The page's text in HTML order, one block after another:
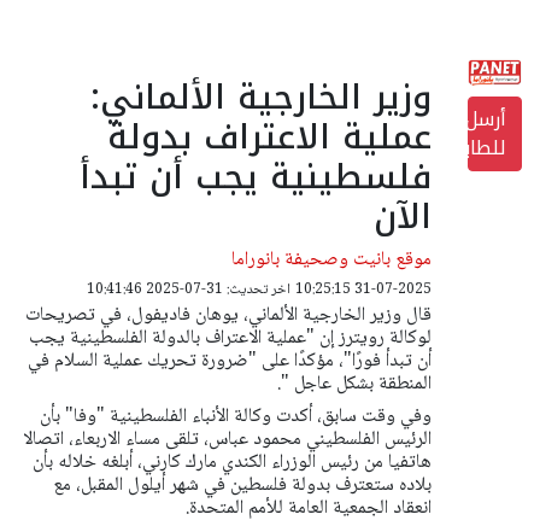
أرسل
للطابعة
وزير الخارجية الألماني:
عملية الاعتراف بدولة
فلسطينية يجب أن تبدأ
الآن
موقع بانيت وصحيفة بانوراما
31-07-2025 10:25:15 اخر تحديث: 31-07-2025 10:41:46
قال وزير الخارجية الألماني، يوهان فاديفول، في تصريحات
لوكالة رويترز إن "عملية الاعتراف بالدولة الفلسطينية يجب
أن تبدأ فورًا"، مؤكدًا على "ضرورة تحريك عملية السلام في
المنطقة بشكل عاجل ".
وفي وقت سابق، أكدت وكالة الأنباء الفلسطينية "وفا" بأن
الرئيس الفلسطيني محمود عباس، تلقى مساء الاربعاء، اتصالا
هاتفيا من رئيس الوزراء الكندي مارك كارني، أبلغه خلاله بأن
بلاده ستعترف بدولة فلسطين في شهر أيلول المقبل، مع
انعقاد الجمعية العامة للأمم المتحدة.